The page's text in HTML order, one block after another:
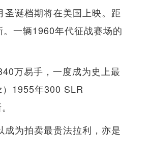
诞档期将在美国上映。距
一辆1960年代征战赛场的
万易手，一度成为史上最
1955年300 SLR
为拍卖最贵法拉利，亦是